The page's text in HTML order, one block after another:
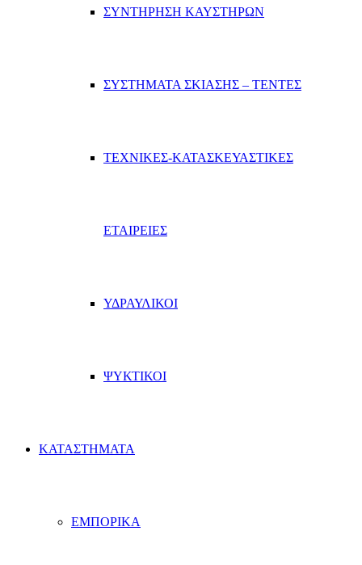
ΣΥΝΤΗΡΗΣΗ ΚΑΥΣΤΗΡΩΝ
ΣΥΣΤΗΜΑΤΑ ΣΚΙΑΣΗΣ – ΤΕΝΤΕΣ
ΤΕΧΝΙΚΕΣ-ΚΑΤΑΣΚΕΥΑΣΤΙΚΕΣ
ΕΤΑΙΡΕΙΕΣ
ΥΔΡΑΥΛΙΚΟΙ
ΨΥΚΤΙΚΟΙ
ΚΑΤΑΣΤΗΜΑΤΑ
ΕΜΠΟΡΙΚΑ